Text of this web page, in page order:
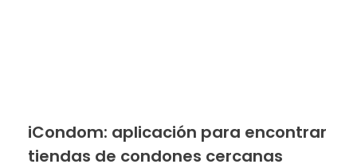
iCondom: aplicación para encontrar
tiendas de condones cercanas